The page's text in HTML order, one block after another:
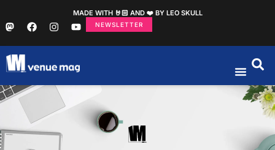
MADE WITH 🤘🏻 AND ❤️ BY LEO SKULL
NEWSLETTER